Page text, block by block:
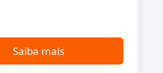
Saiba mais